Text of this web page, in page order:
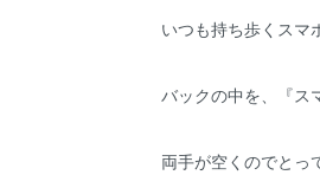
いつも持ち歩くスマ
バックの中を、『ス
両手が空くのでとっ